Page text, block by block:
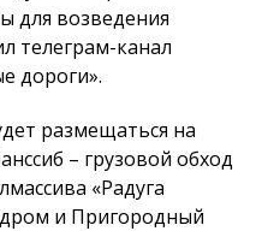
для возведения
телеграм-канал
дороги».
размещаться на
– грузовой обход
«Радуга
и Пригородный